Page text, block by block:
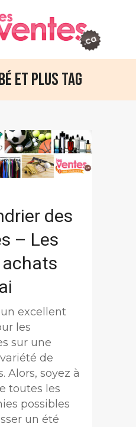
et plus Tag
des
– Les
excellent
les
sur une
de
Alors, soyez à
toutes les
possibles
un été